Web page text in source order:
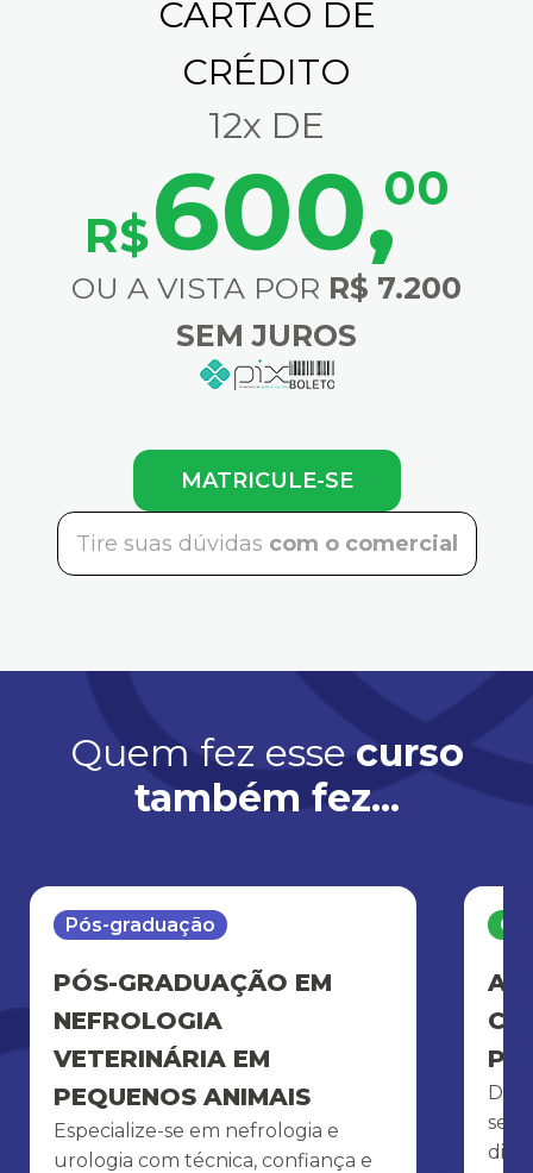
CARTÃO DE
CRÉDITO
12x DE
R$600,00
OU A VISTA POR R$ 7.200
SEM JUROS
MATRICULE-SE
Tire suas dúvidas com o comercial
Quem fez esse curso
também fez...
Pós-graduação
PÓS-GRADUAÇÃO EM
NEFROLOGIA
VETERINÁRIA EM
PEQUENOS ANIMAIS
Especialize-se em nefrologia e
urologia com técnica, confiança e